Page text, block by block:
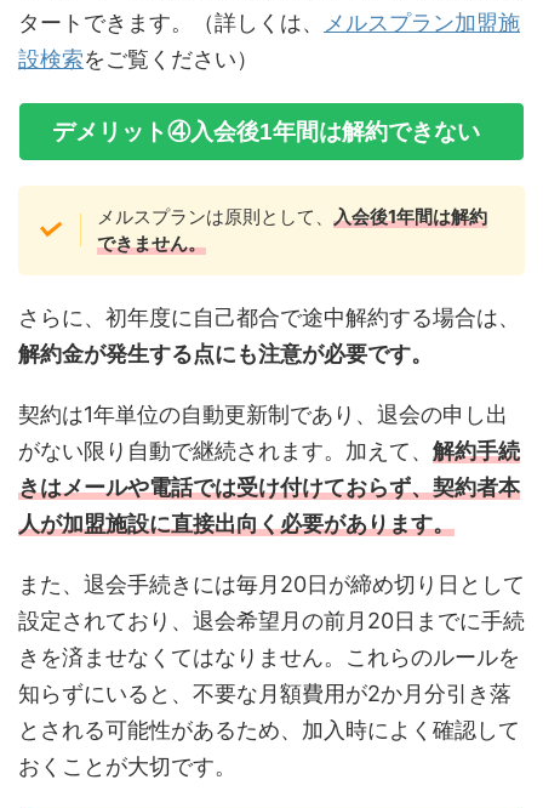
タートできます。（詳しくは、
メルスプラン加盟施
設検索をご覧ください）
デメリット④入会後1年間は解約できない
メルスプランは原則として、 入会後1年間は解約
できません。
さらに、初年度に自己都合で途中解約する場合は、
解約金が発生する点にも注意が必要です。
契約は1年単位の自動更新制であり、退会の申し出
がない限り自動で継続されます。加えて、 解約手続
きはメールや電話では受け付けておらず、契約者本
人が加盟施設に直接出向く必要があります。
また、退会手続きには毎月20日が締め切り日として
設定されており、退会希望月の前月20日までに手続
きを済ませなくてはなりません。これらのルールを
知らずにいると、不要な月額費用が2か月分引き落
とされる可能性があるため、加入時によく確認して
おくことが大切です。